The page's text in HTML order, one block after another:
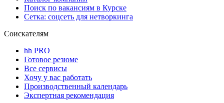
Поиск по вакансиям в Курске
Сетка: соцсеть для нетворкинга
Соискателям
hh PRO
Готовое резюме
Все сервисы
Хочу у вас работать
Производственный календарь
Экспертная рекомендация